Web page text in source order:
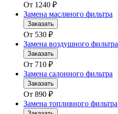
От 1240 ₽
Замена масляного фильтра
Заказать
От 530 ₽
Замена воздушного фильтра
Заказать
От 710 ₽
Замена салонного фильтра
Заказать
От 890 ₽
Замена топливного фильтра